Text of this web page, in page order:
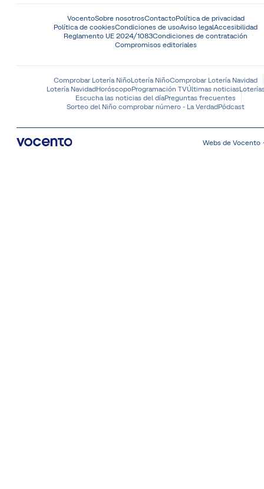
VocentoSobre nosotrosContactoPolítica de privacidad
Política de cookiesCondiciones de usoAviso legalAccesibilidad
Reglamento UE 2024/1083Condiciones de contratación
Compromisos editoriales
Comprobar Lotería NiñoLotería NiñoComprobar Lotería Navidad
Lotería NavidadHoróscopoProgramación TVÚltimas noticias
Escucha las noticias del díaPreguntas frecuentes
Sorteo del Niño comprobar número - La VerdadPódcast
Webs de Vocento